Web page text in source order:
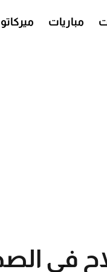
مباريات ميركاتو